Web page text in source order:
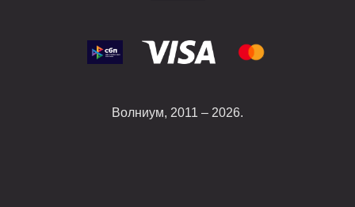
Волниум, 2011 – 2026.